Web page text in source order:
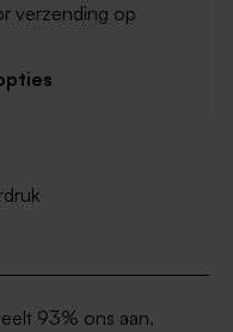
verzending op
93% ons aan.